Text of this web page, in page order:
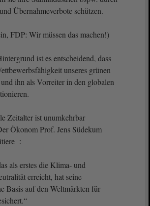
Übernahmeverbote schützen.
FDP: Wir müssen das machen!)
ist es entscheidend, dass
unseres grünen
und ihn als Vorreiter in den globalen
Zeitalter ist unumkehrbar
Ökonom Prof. Jens Südekum
:
als erstes die Klima- und
erreicht, hat seine
Basis auf den Weltmärkten für